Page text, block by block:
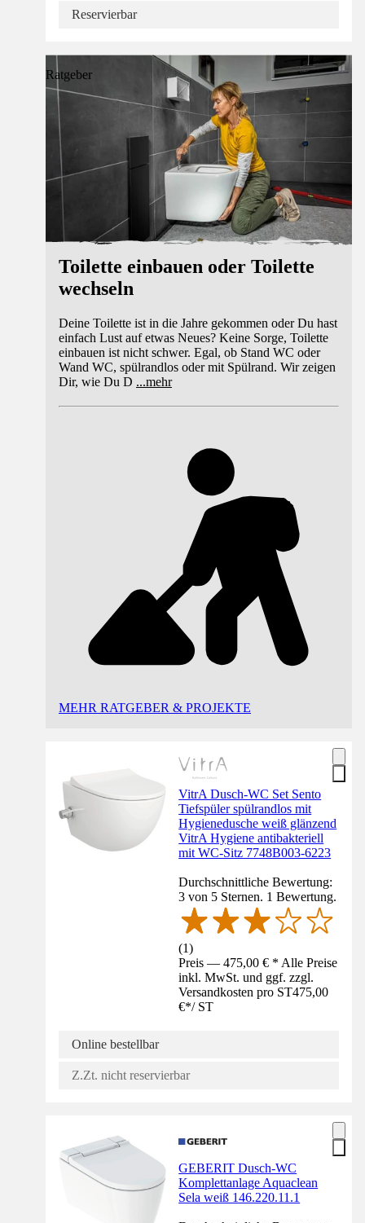
Reservierbar
Ratgeber
Toilette einbauen oder Toilette
wechseln
Deine Toilette ist in die Jahre gekommen oder Du hast
einfach Lust auf etwas Neues? Keine Sorge, Toilette
einbauen ist nicht schwer. Egal, ob Stand WC oder
Wand WC, spülrandlos oder mit Spülrand. Wir zeigen
Dir, wie Du D ...mehr
MEHR RATGEBER & PROJEKTE
VitrA Dusch-WC Set Sento
Tiefspüler spülrandlos mit
Hygienedusche weiß glänzend
VitrA Hygiene antibakteriell
mit WC-Sitz 7748B003-6223
Durchschnittliche Bewertung:
3 von 5 Sternen. 1 Bewertung.
(1)
Preis — 475,00 € * Alle Preise
inkl. MwSt. und ggf. zzgl.
Versandkosten pro ST475,00
€*/ ST
Online bestellbar
Z.Zt. nicht reservierbar
GEBERIT Dusch-WC
Komplettanlage Aquaclean
Sela weiß 146.220.11.1